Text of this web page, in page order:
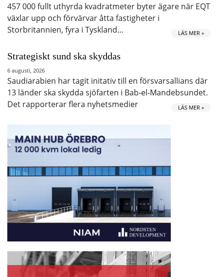
457 000 fullt uthyrda kvadratmeter byter ägare när EQT
växlar upp och förvärvar åtta fastigheter i
Storbritannien, fyra i Tyskland…
LÄS MER »
Strategiskt sund ska skyddas
6 augusti, 2026
Saudiarabien har tagit initativ till en försvarsallians där
13 länder ska skydda sjöfarten i Bab-el-Mandebsundet.
Det rapporterar flera nyhetsmedier
LÄS MER »